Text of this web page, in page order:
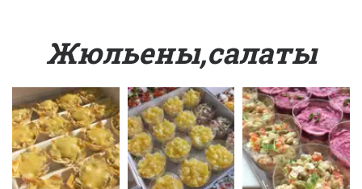
Жюльены,салаты